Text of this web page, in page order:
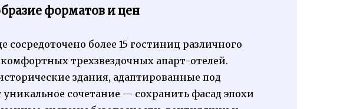
форматов и цен
более 15 гостиниц различного
трехзвездочных апарт-отелей.
здания, адаптированные под
уникальное сочетание — сохранить фасад эпохи